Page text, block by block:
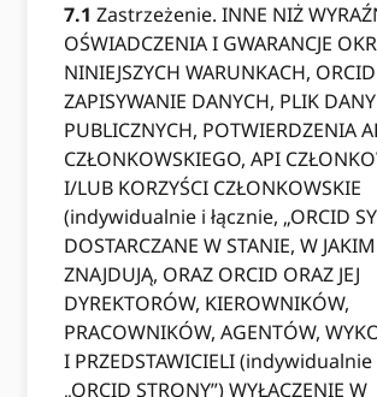
7.1 Zastrzeżenie. INNE NIŻ
OŚWIADCZENIA I GWARANCJE
NINIEJSZYCH WARUNKACH, ORCID
ZAPISYWANIE DANYCH, PLIK
PUBLICZNYCH, POTWIERDZENIA
CZŁONKOWSKIEGO, API
I/LUB KORZYŚCI CZŁONKOWSKIE
(indywidualnie i łącznie, „ORCID
DOSTARCZANE W STANIE, W
ZNAJDUJĄ, ORAZ ORCID ORAZ JEJ
DYREKTORÓW, KIEROWNIKÓW,
PRACOWNIKÓW, AGENTÓW,
I PRZEDSTAWICIELI
„ORCID STRONY”) WYŁĄCZENIE W